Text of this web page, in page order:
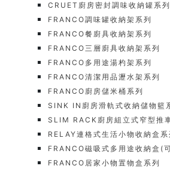
CRUET廚房密封調味收納罐系列
FRANCO調味罐收納架系列
FRANCO餐廚具收納架系列
FRANCO三層廚具收納架系列
FRANCO多用途湯杓架系列
FRANCO清潔用品瀝水架系列
FRANCO廚房儲米桶系列
SINK IN廚房滑軌式收納儲物籃
SLIM RACK廚房組立式窄型推
RELAY連格式生活小物收納盒系
FRANCO磁吸式多用途收納盒(
FRANCO居家小物置物盒系列